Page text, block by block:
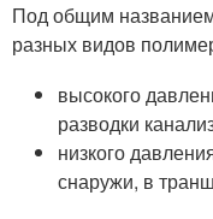
Под общим
разных видов
высокого
разводки
низкого
снаружи, в